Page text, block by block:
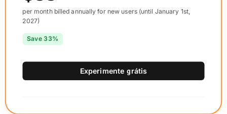
per month billed annually for new users (until January 1st,
2027)
Save 33%
Experimente grátis